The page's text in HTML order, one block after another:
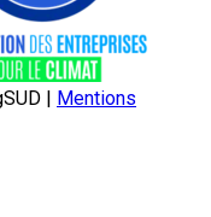
| Mentions